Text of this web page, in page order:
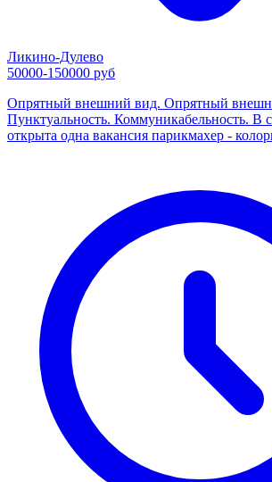
Ликино-Дулево
50000-150000 руб
Опрятный внешний вид. Опрятный
Пунктуальность. Коммуникабельность. В
открыта одна вакансия парикмахер -